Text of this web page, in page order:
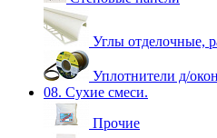
Углы отделочные,
Уплотнители д/
08. Сухие смеси.
Прочие